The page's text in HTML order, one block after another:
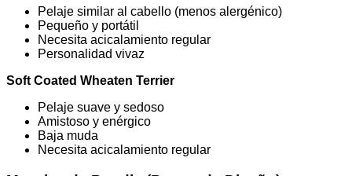
Pelaje similar al cabello (menos alergénico)
Pequeño y portátil
Necesita acicalamiento regular
Personalidad vivaz
Soft Coated Wheaten Terrier
Pelaje suave y sedoso
Amistoso y enérgico
Baja muda
Necesita acicalamiento regular